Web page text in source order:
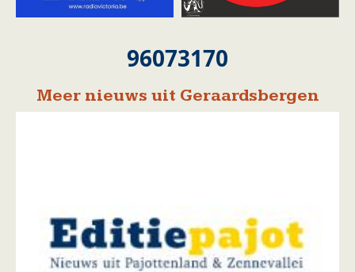
96073170
Meer nieuws uit Geraardsbergen